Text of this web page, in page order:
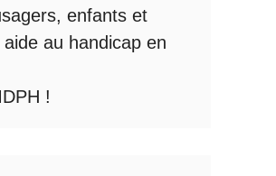
enfants et
au handicap en
!